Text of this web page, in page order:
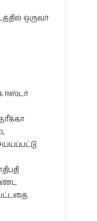
ஒருவர்
ஈஸ்டர்